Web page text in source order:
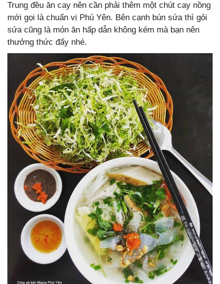
Trung đều ăn cay nên cần phải thêm một chút cay nồng
mới gọi là chuẩn vị Phú Yên. Bên cạnh bún sứa thì gỏi
sứa cũng là món ăn hấp dẫn không kém mà bạn nên
thưởng thức đấy nhé.